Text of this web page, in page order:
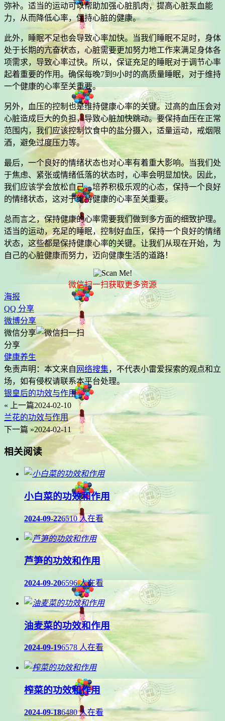
弥补。适当的运动可以帮助加强心脏肌肉，提高心脏泵血能
力，从而降低心率，保持心脏的健康。
此外，睡眠不足也会导致心率加快。当我们睡眠不足时，身体
处于长期的亢奋状态，心脏需要更加努力地工作来满足身体各
项需求，导致心率过快。所以，保证充足的睡眠对于调节心率
起着重要的作用。确保每晚7到9小时的高质量睡眠，对于维持
一个健康的心率至关重要。
另外，血压的控制也是维持健康心率的关键。过高的血压会对
心脏造成巨大的负担，导致心脏加快跳动。要保持血压在正常
范围内，我们应该控制饮食中的盐分摄入，适量运动，戒烟限
酒，避免过度压力等。
最后，一个良好的情绪状态也对心率有着重大影响。当我们处
于焦虑、紧张或情绪低落的状态时，心率会明显加快。因此，
我们应该学会放松自己，培养积极乐观的心态，保持一个良好
的情绪状态，这对于维持健康的心率至关重要。
总而言之，保持健康的心率需要我们做到多方面的细致护理。
适当的运动，充足的睡眠，控制好血压，保持一个良好的情绪
状态，这些都是保持健康心率的关键。让我们从现在开始，为
自己的心脏健康而努力，迈向健康生活的道路！
微信扫一扫获取更多资源
海报
QQ 分享
微博分享
微信分享
分享
健康养生
免责声明：本文来自 网络搜集，不代表小雷爱探索的观点和立
场，如有侵权请联系本平台处理。
银皇后的功效与作用
« 上一篇2024-02-10
兰花的功效与作用
下一篇 »2024-02-11
相关阅读
小白菜的功效和作用
2024-09-226510 人在看
芦笋的功效和作用
2024-09-206596 人在看
油麦菜的功效和作用
2024-09-196578 人在看
榨菜的功效和作用
2024-09-186480 人在看